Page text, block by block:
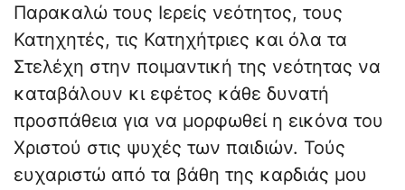
Παρακαλώ τους Ιερείς νεότητος, τους
Κατηχητές, τις Κατηχήτριες και όλα τα
Στελέχη στην ποιμαντική της νεότητας να
καταβάλουν κι εφέτος κάθε δυνατή
προσπάθεια για να μορφωθεί η εικόνα του
Χριστού στις ψυχές των παιδιών. Τούς
ευχαριστώ από τα βάθη της καρδιάς μου